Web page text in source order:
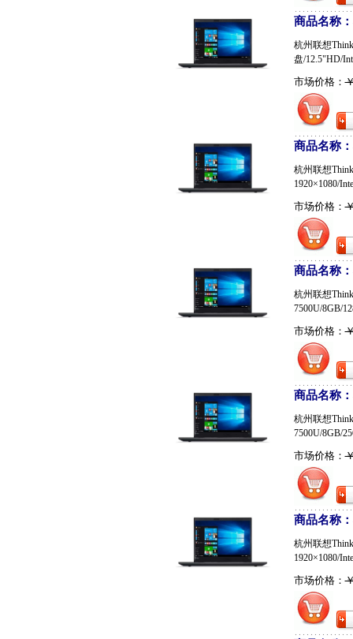
商品名称
杭州联想
盘/12.5"HD/
市场价格：
商品名称
杭州联想
1920×1080/
市场价格：
商品名称
杭州联想
7500U/8GB/
市场价格：
商品名称
杭州联想
7500U/8GB/
市场价格：
商品名称
杭州联想
1920×1080/
市场价格：